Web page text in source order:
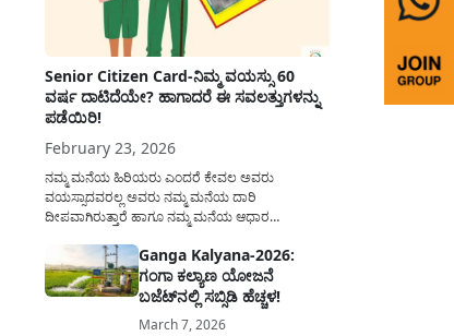
Senior Citizen Card-ನಿಮ್ಮ ವಯಸ್ಸು 60
ವರ್ಷ ದಾಟಿದೆಯೇ? ಹಾಗಾದರೆ ಈ ಸವಲತ್ತುಗಳನ್ನು
ಪಡೆಯಿರಿ!
February 23, 2026
ನಮ್ಮ ಮನೆಯ ಹಿರಿಯರು ಎಂದರೆ ಕೇವಲ ಅವರು
ವಯಸ್ಸಾದವರಲ್ಲ ಅವರು ನಮ್ಮ ಮನೆಯ ದಾರಿ
ದೀಪವಾಗಿರುತ್ತಾರೆ ಹಾಗೂ ನಮ್ಮ ಮನೆಯ ಆಧಾರ
ಸಮಾಜಕ್ಕಾಗಿ ದುಡಿತಿರುತ್ತಾರೆ ಹಾಗೆಯೇ ಅವರು ತಮ್ಮ 60
ವರ್ಷಗಳ ನಂತರದ ಜೀವನವನ್ನು ನೆಮ್ಮದಿಯಿಂದ
ಕಳೆಯಬೇಕೆಂಬುದು ಪ್ರತಿಯೊಬ್ಬರ ಕನಸಾಗಿರುತ್ತದೆ ಆದ್ದರಿಂದ
ಸರ್ಕಾರವು ಹಿರಿಯ ನಾಗರಿಕರ ಗುರುತಿನ ಚೀಟಿ...
Ganga Kalyana-2026:
ಗಂಗಾ ಕಲ್ಯಾಣ ಯೋಜನೆ
ಬಜೆಟ್‌ನಲ್ಲಿ ಸಬ್ಸಿಡಿ ಹೆಚ್ಚಳ!
March 7, 2026